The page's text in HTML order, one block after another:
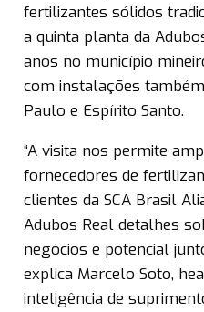
fertilizantes sólidos
a quinta planta da
anos no município
com instalações
Paulo e Espírito Santo.
“A visita nos permite
fornecedores de
clientes da SCA Brasil
Adubos Real detalhes
negócios e potencial
explica Marcelo Soto,
inteligência de